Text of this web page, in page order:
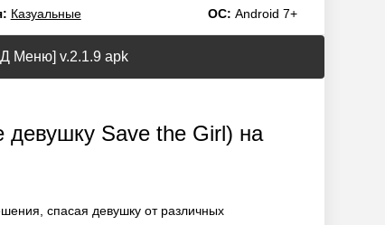
Казуальные ОС: Android 7+
Меню] v.2.1.9 apk
девушку Save the Girl) на
спасая девушку от различных